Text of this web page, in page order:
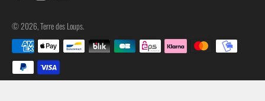
© 2026,Terre des Loups.
Méthodes
de
paiement